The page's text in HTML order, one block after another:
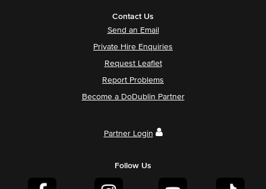
Contact Us
Send an Email
Private Hire Enquiries
Request Leaflet
Report Problems
Become a DoDublin Partner
Partner Login
Follow Us